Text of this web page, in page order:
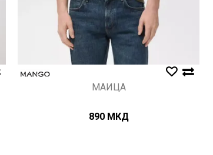
МАИЦА
890 МКД